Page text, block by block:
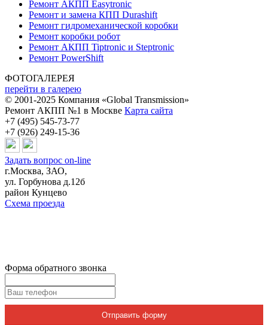
Ремонт АКПП Easytronic
Ремонт и замена КПП Durashift
Ремонт гидромеханической коробки
Ремонт коробки робот
Ремонт АКПП Tiptronic и Steptronic
Ремонт PowerShift
ФОТОГАЛЕРЕЯ
перейти в галерею
© 2001-2025 Компания «Global Transmission»
Ремонт АКПП №1 в Москве Карта сайта
+7 (495) 545-73-77
+7 (926) 249-15-36
Задать вопрос on-line
г.Москва, ЗАО,
ул. Горбунова д.12б
район Кунцево
Схема проезда
Форма обратного звонка
Отправить форму